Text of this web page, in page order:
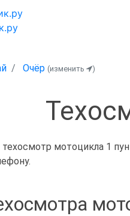
Очёр (изменить )
мотоцикла 1